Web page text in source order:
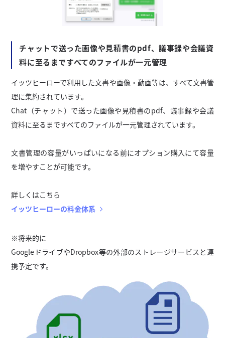
チャットで送った画像や見積書のpdf、議事録や会議資
料に至るまですべてのファイルが一元管理
イッツヒーローで利用した文書や画像・動画等は、すべて文書管
理に集約されています。
Chat（チャット）で送った画像や見積書のpdf、議事録や会議
資料に至るまですべてのファイルが一元管理されています。
文書管理の容量がいっぱいになる前にオプション購入にて容量
を増やすことが可能です。
詳しくはこちら
イッツヒーローの料金体系
※将来的に
GoogleドライブやDropbox等の外部のストレージサービスと連
携予定です。